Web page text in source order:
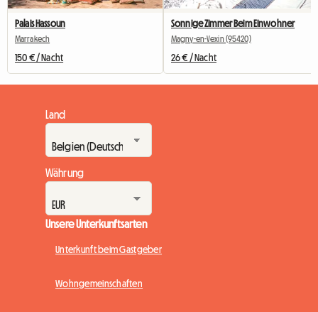
Palais Hassoun
Marrakech
150 € / Nacht
Sonnige Zimmer Beim Einwohner
Magny-en-Vexin (95420)
26 € / Nacht
Land
Währung
Unsere Unterkunftsarten
Unterkunft beim Gastgeber
Wohngemeinschaften